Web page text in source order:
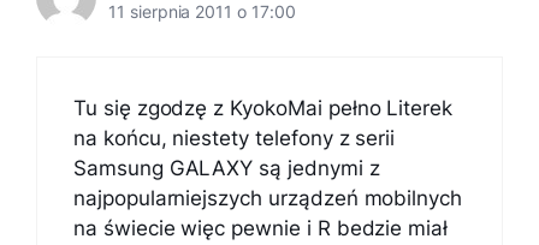
11 sierpnia 2011 o 17:00
Tu się zgodzę z KyokoMai pełno Literek
na końcu, niestety telefony z serii
Samsung GALAXY są jednymi z
najpopularniejszych urządzeń mobilnych
na świecie więc pewnie i R bedzie miał